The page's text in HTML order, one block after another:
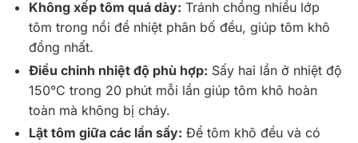
Không xếp tôm quá dày: Tránh chồng nhiều lớp
tôm trong nồi để nhiệt phân bố đều, giúp tôm khô
đồng nhất.
Điều chỉnh nhiệt độ phù hợp: Sấy hai lần ở nhiệt độ
150°C trong 20 phút mỗi lần giúp tôm khô hoàn
toàn mà không bị cháy.
Lật tôm giữa các lần sấy: Để tôm khô đều và có